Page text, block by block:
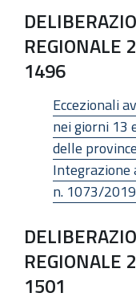
REGIONALE
1496
Eccezionali
nei giorni
delle
Integrazione
n. 1073/
REGIONALE
1501